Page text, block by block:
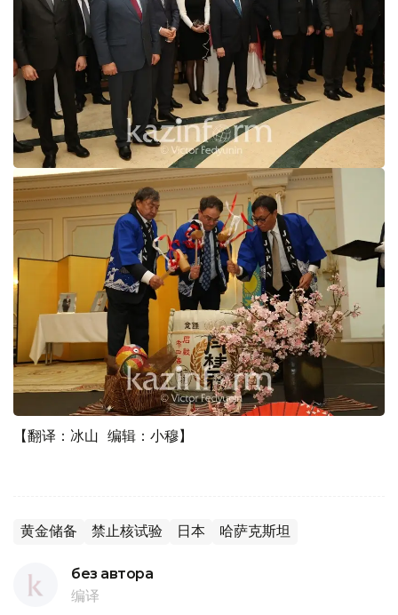
【翻译：冰山 编辑：小穆】
黄金储备 禁止核试验 日本 哈萨克斯坦
без автора
编译